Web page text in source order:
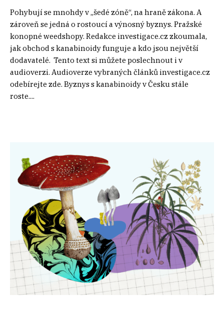
Pohybují se mnohdy v „šedé zóně“, na hraně zákona. A
zároveň se jedná o rostoucí a výnosný byznys. Pražské
konopné weedshopy. Redakce investigace.cz zkoumala,
jak obchod s kanabinoidy funguje a kdo jsou největší
dodavatelé. Tento text si můžete poslechnout i v
audioverzi. Audioverze vybraných článků investigace.cz
odebírejte zde. Byznys s kanabinoidy v Česku stále
roste....